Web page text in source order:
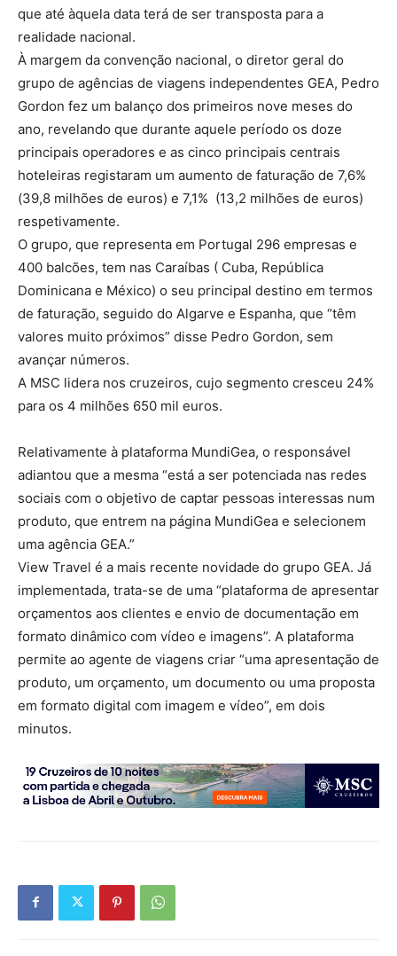
que até àquela data terá de ser transposta para a
realidade nacional.
À margem da convenção nacional, o diretor geral do
grupo de agências de viagens independentes GEA, Pedro
Gordon fez um balanço dos primeiros nove meses do
ano, revelando que durante aquele período os doze
principais operadores e as cinco principais centrais
hoteleiras registaram um aumento de faturação de 7,6%
(39,8 milhões de euros) e 7,1% (13,2 milhões de euros)
respetivamente.
O grupo, que representa em Portugal 296 empresas e
400 balcões, tem nas Caraíbas ( Cuba, República
Dominicana e México) o seu principal destino em termos
de faturação, seguido do Algarve e Espanha, que “têm
valores muito próximos” disse Pedro Gordon, sem
avançar números.
A MSC lidera nos cruzeiros, cujo segmento cresceu 24%
para os 4 milhões 650 mil euros.
Relativamente à plataforma MundiGea, o responsável
adiantou que a mesma “está a ser potenciada nas redes
sociais com o objetivo de captar pessoas interessas num
produto, que entrem na página MundiGea e selecionem
uma agência GEA.”
View Travel é a mais recente novidade do grupo GEA. Já
implementada, trata-se de uma “plataforma de apresentar
orçamentos aos clientes e envio de documentação em
formato dinâmico com vídeo e imagens”. A plataforma
permite ao agente de viagens criar “uma apresentação de
produto, um orçamento, um documento ou uma proposta
em formato digital com imagem e vídeo”, em dois
minutos.